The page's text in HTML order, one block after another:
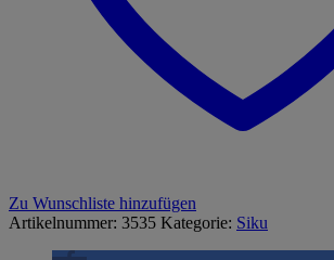
Zu Wunschliste hinzufügen
Artikelnummer: 3535 Kategorie: Siku